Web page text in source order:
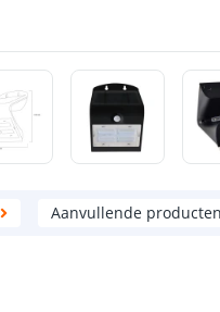
Aanvullende producten